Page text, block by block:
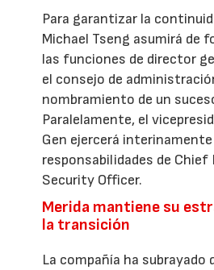
Para garantizar la
Michael Tseng asumirá de
las funciones de director
el consejo de
nombramiento de un
Paralelamente, el
Gen ejercerá
responsabilidades de
Security Officer.
Merida mantiene su
la transición
La compañía ha subrayado